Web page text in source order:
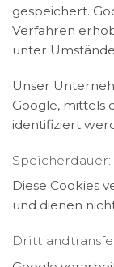
gespeichert.
Verfahren
unter
Unser
Google, mittels
identifiziert
Speicherdauer:
Diese Cookies
und dienen